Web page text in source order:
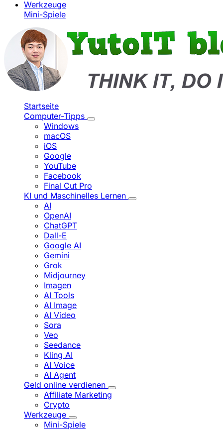
Werkzeuge
Mini-Spiele
Startseite
Computer-Tipps
Windows
macOS
iOS
Google
YouTube
Facebook
Final Cut Pro
KI und Maschinelles Lernen
AI
OpenAI
ChatGPT
Dall-E
Google AI
Gemini
Grok
Midjourney
Imagen
AI Tools
AI Image
AI Video
Sora
Veo
Seedance
Kling AI
AI Voice
AI Agent
Geld online verdienen
Affiliate Marketing
Crypto
Werkzeuge
Mini-Spiele